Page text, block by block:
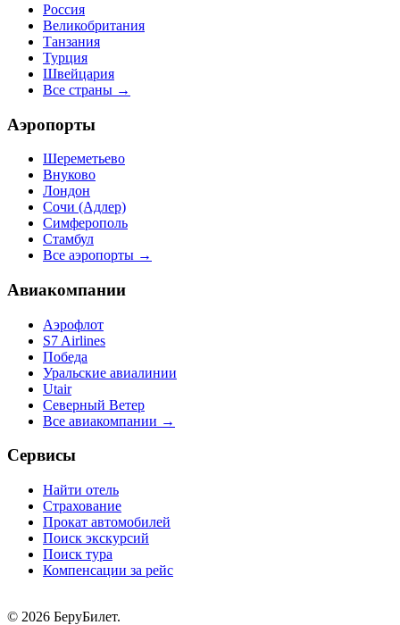
Россия
Великобритания
Танзания
Турция
Швейцария
Все страны →
Аэропорты
Шереметьево
Внуково
Лондон
Сочи (Адлер)
Симферополь
Стамбул
Все аэропорты →
Авиакомпании
Аэрофлот
S7 Airlines
Победа
Уральские авиалинии
Utair
Северный Ветер
Все авиакомпании →
Сервисы
Найти отель
Страхование
Прокат автомобилей
Поиск экскурсий
Поиск тура
Компенсации за рейс
© 2026 БеруБилет.